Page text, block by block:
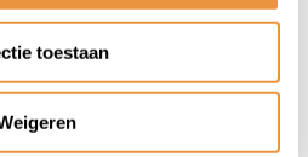
toestaan